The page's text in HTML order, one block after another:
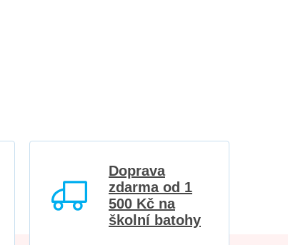
Doprava
zdarma od 1
500 Kč na
školní batohy